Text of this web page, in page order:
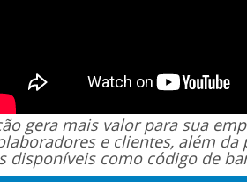
gera mais valor para sua
e clientes, além
disponíveis como código de